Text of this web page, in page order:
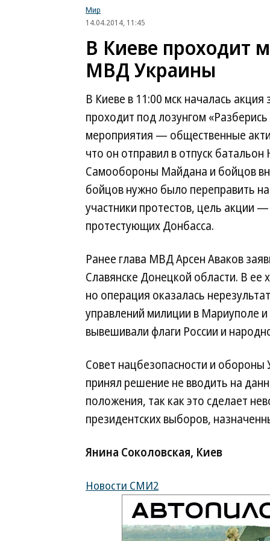
Мир
14.04.2014, 11:45
В Киеве проходит
МВД Украины
В Киеве в 11:00 мск началась
проходит под лозунгом
мероприятия — общественные
что он отправил в отпуск
Самообороны Майдана и бойцов
бойцов нужно было переправить
участники протестов, цель акции
протестующих Донбасса.
Ранее глава МВД Арсен Аваков
Славянске Донецкой области. В
но операция оказалась
управлений милиции в Мариуполе
вывешивали флаги России и
Совет нацбезопасности и
принял решение не вводить на
положения, так как это сделает
президентских выборов,
Янина Соколовская, Киев
Новости СМИ2